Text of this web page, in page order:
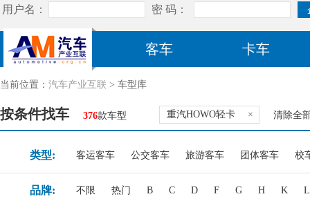
客车 卡车
当前位置： 汽车产业互联 > 车型库
按条件找车 376款车型 重汽HOWO轻卡 × 清除全
类型: 客运客车 公交客车 旅游客车 团体客车 校
品牌: 不限 热门 B C D F G H K L